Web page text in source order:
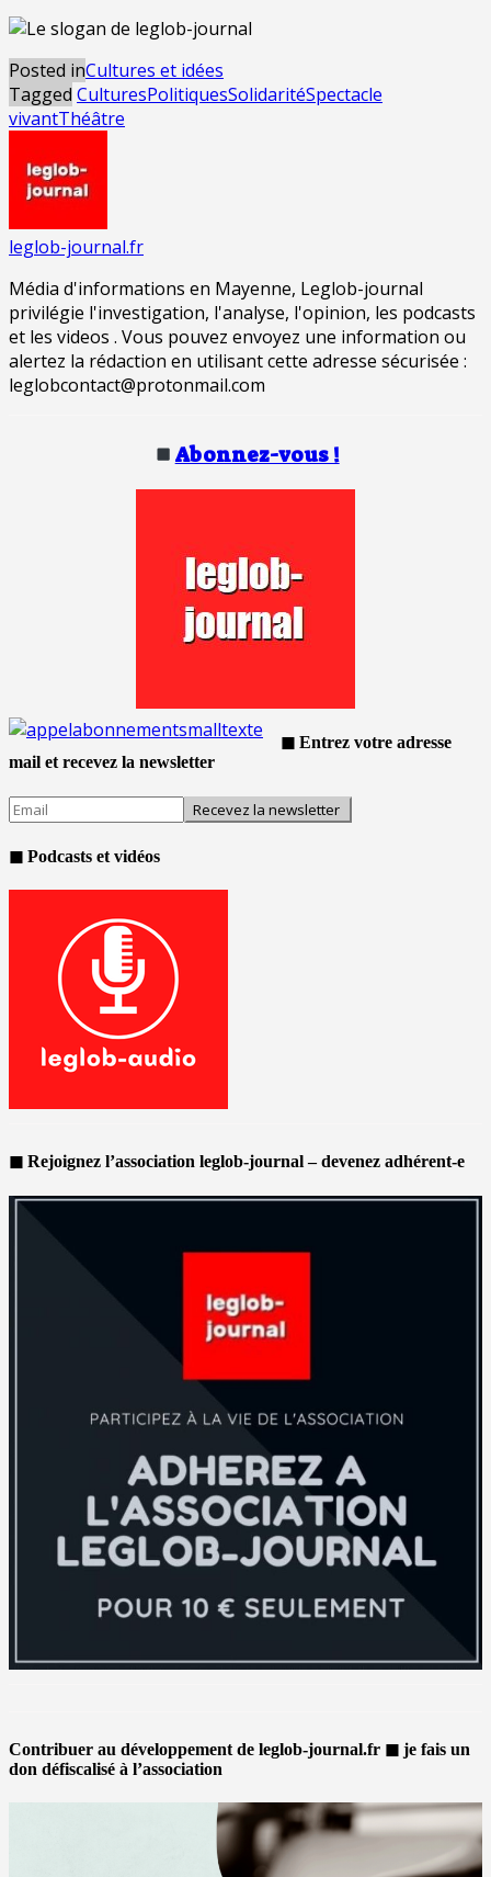
Posted inCultures et idées
Tagged CulturesPolitiquesSolidaritéSpectacle
vivantThéâtre
leglob-journal.fr
Média d'informations en Mayenne, Leglob-journal
privilégie l'investigation, l'analyse, l'opinion, les podcasts
et les videos . Vous pouvez envoyez une information ou
alertez la rédaction en utilisant cette adresse sécurisée :
leglobcontact@protonmail.com
Abonnez-vous !
◼ Entrez votre adresse
mail et recevez la newsletter
◼ Podcasts et vidéos
◼ Rejoignez l’association leglob-journal – devenez adhérent-e
Contribuer au développement de leglob-journal.fr ◼ je fais un
don défiscalisé à l’association